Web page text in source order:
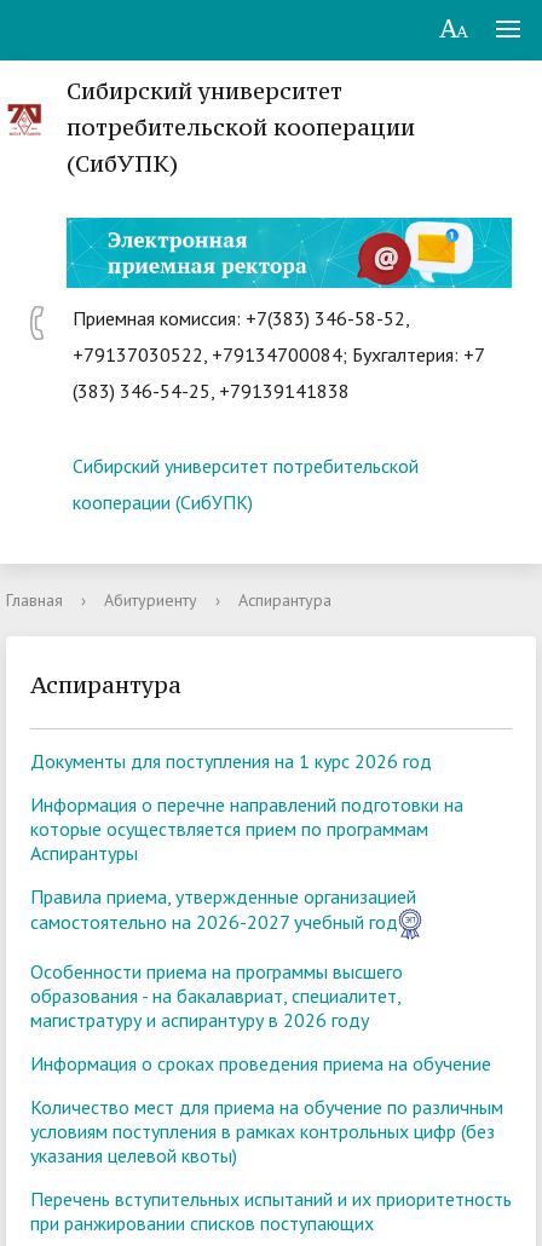
Сибирский университет
потребительской кооперации
(СибУПК)
Приемная комиссия: +7(383) 346-58-52,
+79137030522, +79134700084; Бухгалтерия: +7
(383) 346-54-25, +79139141838
Сибирский университет потребительской
кооперации (СибУПК)
Главная › Абитуриенту › Аспирантура
Аспирантура
Документы для поступления на 1 курс 2026 год
Информация о перечне направлений подготовки на
которые осуществляется прием по программам
Аспирантуры
Правила приема, утвержденные организацией
самостоятельно на 2026-2027 учебный год
Особенности приема на программы высшего
образования - на бакалавриат, специалитет,
магистратуру и аспирантуру в 2026 году
Информация о сроках проведения приема на обучение
Количество мест для приема на обучение по различным
условиям поступления в рамках контрольных цифр (без
указания целевой квоты)
Перечень вступительных испытаний и их приоритетность
при ранжировании списков поступающих